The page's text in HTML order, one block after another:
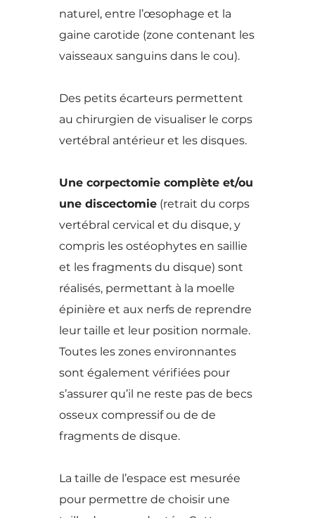
naturel, entre l’œsophage et la
gaine carotide (zone contenant les
vaisseaux sanguins dans le cou).
Des petits écarteurs permettent
au chirurgien de visualiser le corps
vertébral antérieur et les disques.
Une corpectomie complète et/ou
une discectomie (retrait du corps
vertébral cervical et du disque, y
compris les ostéophytes en saillie
et les fragments du disque) sont
réalisés, permettant à la moelle
épinière et aux nerfs de reprendre
leur taille et leur position normale.
Toutes les zones environnantes
sont également vérifiées pour
s’assurer qu’il ne reste pas de becs
osseux compressif ou de de
fragments de disque.
La taille de l’espace est mesurée
pour permettre de choisir une